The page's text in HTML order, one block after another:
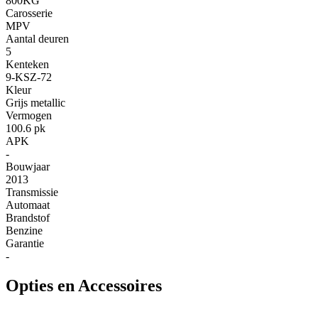
Carosserie
MPV
Aantal deuren
5
Kenteken
9-KSZ-72
Kleur
Grijs metallic
Vermogen
100.6 pk
APK
-
Bouwjaar
2013
Transmissie
Automaat
Brandstof
Benzine
Garantie
-
Opties en Accessoires